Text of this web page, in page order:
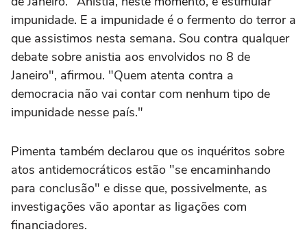
impunidade. E a impunidade é o fermento do terror a
que assistimos nesta semana. Sou contra qualquer
debate sobre anistia aos envolvidos no 8 de
Janeiro", afirmou. "Quem atenta contra a
democracia não vai contar com nenhum tipo de
impunidade nesse país."
Pimenta também declarou que os inquéritos sobre
atos antidemocráticos estão "se encaminhando
para conclusão" e disse que, possivelmente, as
investigações vão apontar as ligações com
financiadores.